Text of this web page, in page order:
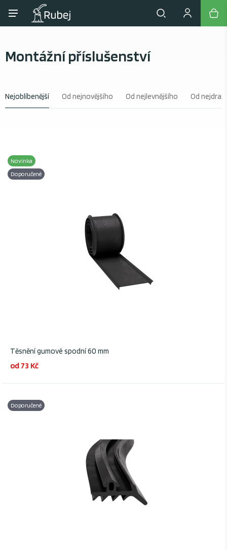
Montážní příslušenství
Nejoblíbenější Od nejnovějšího Od nejlevnějšího Od
Novinka
Doporučené
Těsnění gumové spodní 60 mm
od 73 Kč
Doporučené